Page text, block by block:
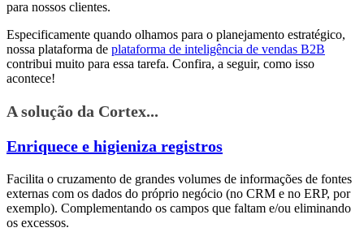
para nossos clientes.
Especificamente quando olhamos para o planejamento estratégico,
nossa plataforma de plataforma de inteligência de vendas B2B
contribui muito para essa tarefa. Confira, a seguir, como isso
acontece!
A solução da Cortex...
Enriquece e higieniza registros
Facilita o cruzamento de grandes volumes de informações de fontes
externas com os dados do próprio negócio (no CRM e no ERP, por
exemplo). Complementando os campos que faltam e/ou eliminando
os excessos.